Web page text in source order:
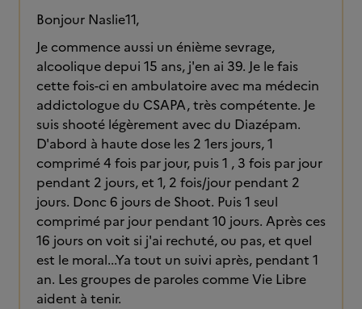
Bonjour Naslie11,
Je commence aussi un énième sevrage,
alcoolique depui 15 ans, j'en ai 39. Je le fais
cette fois-ci en ambulatoire avec ma médecin
addictologue du CSAPA, très compétente. Je
suis shooté légèrement avec du Diazépam.
D'abord à haute dose les 2 1ers jours, 1
comprimé 4 fois par jour, puis 1 , 3 fois par jour
pendant 2 jours, et 1, 2 fois/jour pendant 2
jours. Donc 6 jours de Shoot. Puis 1 seul
comprimé par jour pendant 10 jours. Après ces
16 jours on voit si j'ai rechuté, ou pas, et quel
est le moral...Ya tout un suivi après, pendant 1
an. Les groupes de paroles comme Vie Libre
aident à tenir.